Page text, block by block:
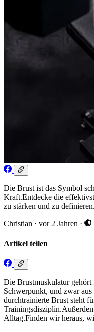
Die Brust ist das Symbol
Kraft.Entdecke die
zu stärken und zu definieren.
Christian · vor 2 Jahren ·
Artikel teilen
Die Brustmuskulatur
Schwerpunkt, und zwar
durchtrainierte Brust steht
Alltag.Finden wir heraus,